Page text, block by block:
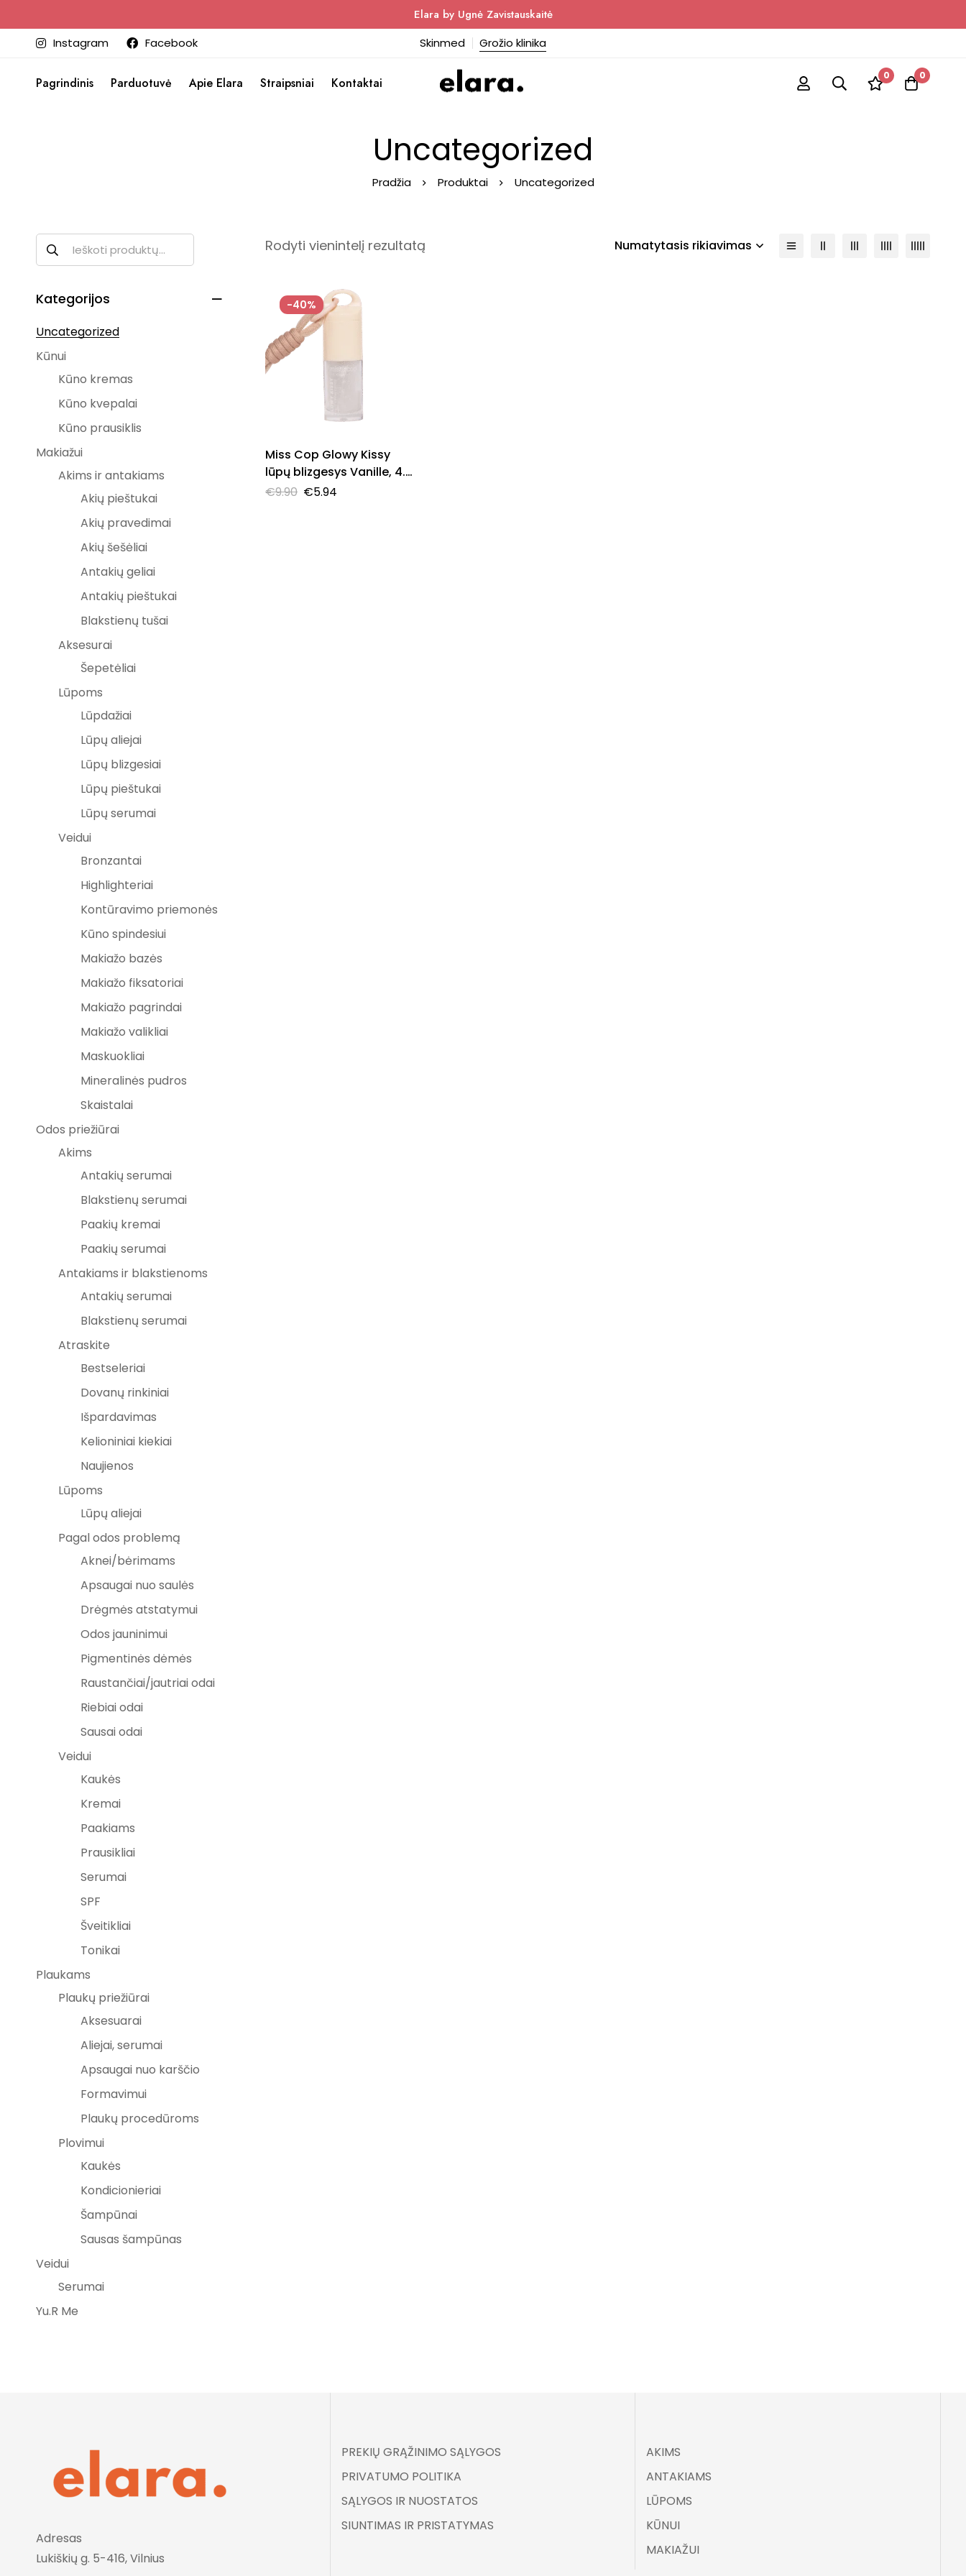
Elara by Ugnė Zavistauskaitė
Instagram Facebook Skinmed Grožio klinika
Pagrindinis Parduotuvė Apie Elara Straipsniai Kontaktai 0 0
Uncategorized
Pradžia Produktai Uncategorized
Kategorijos
Uncategorized
Kūnui
Kūno kremas
Kūno kvepalai
Kūno prausiklis
Makiažui
Akims ir antakiams
Akių pieštukai
Akių pravedimai
Akių šešėliai
Antakių geliai
Antakių pieštukai
Blakstienų tušai
Aksesurai
Šepetėliai
Lūpoms
Lūpdažiai
Lūpų aliejai
Lūpų blizgesiai
Lūpų pieštukai
Lūpų serumai
Veidui
Bronzantai
Highlighteriai
Kontūravimo priemonės
Kūno spindesiui
Makiažo bazės
Makiažo fiksatoriai
Makiažo pagrindai
Makiažo valikliai
Maskuokliai
Mineralinės pudros
Skaistalai
Odos priežiūrai
Akims
Antakių serumai
Blakstienų serumai
Paakių kremai
Paakių serumai
Antakiams ir blakstienoms
Antakių serumai
Blakstienų serumai
Atraskite
Bestseleriai
Dovanų rinkiniai
Išpardavimas
Kelioniniai kiekiai
Naujienos
Lūpoms
Lūpų aliejai
Pagal odos problemą
Aknei/bėrimams
Apsaugai nuo saulės
Drėgmės atstatymui
Odos jauninimui
Pigmentinės dėmės
Raustančiai/jautriai odai
Riebiai odai
Sausai odai
Veidui
Kaukės
Kremai
Paakiams
Prausikliai
Serumai
SPF
Šveitikliai
Tonikai
Plaukams
Plaukų priežiūrai
Aksesuarai
Aliejai, serumai
Apsaugai nuo karščio
Formavimui
Plaukų procedūroms
Plovimui
Kaukės
Kondicionieriai
Šampūnai
Sausas šampūnas
Veidui
Serumai
Yu.R Me
Rodyti vienintelį rezultatą Numatytasis rikiavimas
-40%
Miss Cop Glowy Kissy
lūpų blizgesys Vanille, 4.2
g
€9.90 €5.94
Adresas
Lukiškių g. 5-416, Vilnius
PREKIŲ GRĄŽINIMO SĄLYGOS
PRIVATUMO POLITIKA
SĄLYGOS IR NUOSTATOS
SIUNTIMAS IR PRISTATYMAS
AKIMS
ANTAKIAMS
LŪPOMS
KŪNUI
MAKIAŽUI